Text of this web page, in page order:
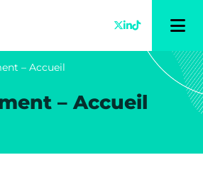
– Accueil
– Accueil